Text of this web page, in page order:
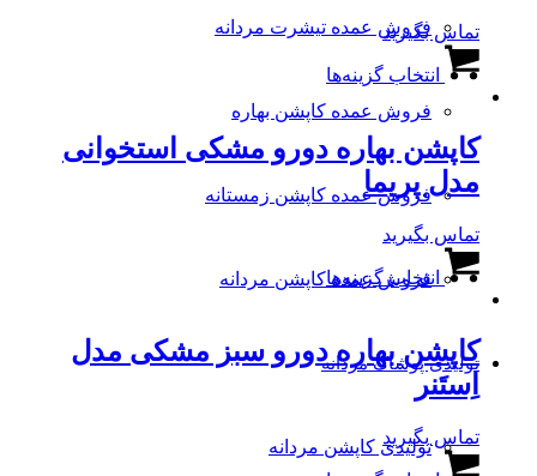
فروش عمده تیشرت مردانه
فروش عمده کاپشن بهاره
فروش عمده کاپشن زمستانه
فروش عمده کاپشن مردانه
تولیدی پوشاک مردانه
تولیدی کاپشن مردانه
تماس بگیرید
انتخاب گزینه‌ها
دارای
انواع
مختلفی
می
باشد.
گزینه
است
محصول
انتخاب
کاپشن بهاره دورو مشکی استخوانی
مدل پریما
تماس بگیرید
انتخاب گزینه‌هامحصول
مختلفی
می
ممکن
کاپشن بهاره دورو سبز مشکی مدل
اِستَنر
تماس بگیرید
این